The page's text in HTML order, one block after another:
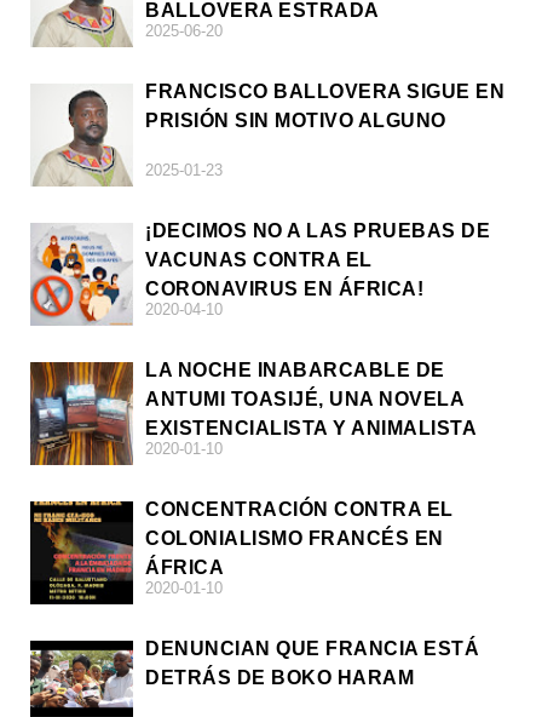
BALLOVERA ESTRADA
2025-06-20
FRANCISCO BALLOVERA SIGUE EN
PRISIÓN SIN MOTIVO ALGUNO
2025-01-23
¡DECIMOS NO A LAS PRUEBAS DE
VACUNAS CONTRA EL
CORONAVIRUS EN ÁFRICA!
2020-04-10
LA NOCHE INABARCABLE DE
ANTUMI TOASIJÉ, UNA NOVELA
EXISTENCIALISTA Y ANIMALISTA
2020-01-10
CONCENTRACIÓN CONTRA EL
COLONIALISMO FRANCÉS EN
ÁFRICA
2020-01-10
DENUNCIAN QUE FRANCIA ESTÁ
DETRÁS DE BOKO HARAM